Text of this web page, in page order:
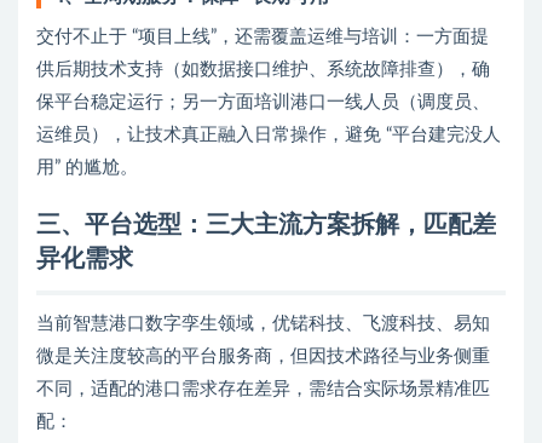
交付不止于 “项目上线”，还需覆盖运维与培训：一方面提
供后期技术支持（如数据接口维护、系统故障排查），确
保平台稳定运行；另一方面培训港口一线人员（调度员、
运维员），让技术真正融入日常操作，避免 “平台建完没人
用” 的尴尬。
三、平台选型：三大主流方案拆解，匹配差
异化需求
当前智慧港口数字孪生领域，优锘科技、飞渡科技、易知
微是关注度较高的平台服务商，但因技术路径与业务侧重
不同，适配的港口需求存在差异，需结合实际场景精准匹
配：